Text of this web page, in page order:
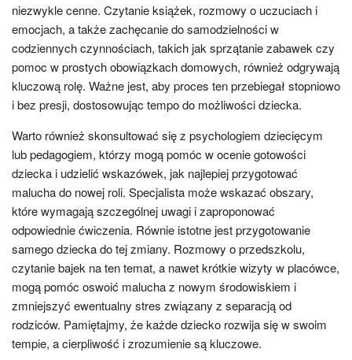
niezwykle cenne. Czytanie książek, rozmowy o uczuciach i
emocjach, a także zachęcanie do samodzielności w
codziennych czynnościach, takich jak sprzątanie zabawek czy
pomoc w prostych obowiązkach domowych, również odgrywają
kluczową rolę. Ważne jest, aby proces ten przebiegał stopniowo
i bez presji, dostosowując tempo do możliwości dziecka.
Warto również skonsultować się z psychologiem dziecięcym
lub pedagogiem, którzy mogą pomóc w ocenie gotowości
dziecka i udzielić wskazówek, jak najlepiej przygotować
malucha do nowej roli. Specjalista może wskazać obszary,
które wymagają szczególnej uwagi i zaproponować
odpowiednie ćwiczenia. Równie istotne jest przygotowanie
samego dziecka do tej zmiany. Rozmowy o przedszkolu,
czytanie bajek na ten temat, a nawet krótkie wizyty w placówce,
mogą pomóc oswoić malucha z nowym środowiskiem i
zmniejszyć ewentualny stres związany z separacją od
rodziców. Pamiętajmy, że każde dziecko rozwija się w swoim
tempie, a cierpliwość i zrozumienie są kluczowe.